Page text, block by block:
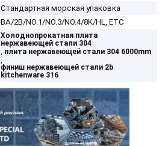
Стандартная морская упаковка
BA/2B/NO.1/NO.3/NO.4/8K/HL, ETC
Холоднопрокатная плита
нержавеющей стали 304
, плита нержавеющей стали 304 6000mm
,
финиш нержавеющей стали 2b
kitchenware 316